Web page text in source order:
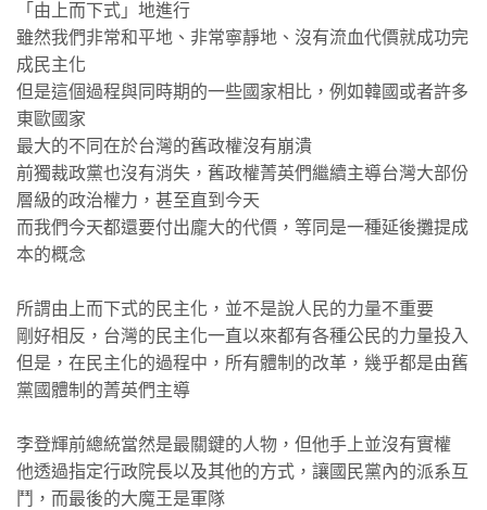
「由上而下式」地進行
雖然我們非常和平地、非常寧靜地、沒有流血代價就成功完
成民主化
但是這個過程與同時期的一些國家相比，例如韓國或者許多
東歐國家
最大的不同在於台灣的舊政權沒有崩潰
前獨裁政黨也沒有消失，舊政權菁英們繼續主導台灣大部份
層級的政治權力，甚至直到今天
而我們今天都還要付出龐大的代價，等同是一種延後攤提成
本的概念
所謂由上而下式的民主化，並不是說人民的力量不重要
剛好相反，台灣的民主化一直以來都有各種公民的力量投入
但是，在民主化的過程中，所有體制的改革，幾乎都是由舊
黨國體制的菁英們主導
李登輝前總統當然是最關鍵的人物，但他手上並沒有實權
他透過指定行政院長以及其他的方式，讓國民黨內的派系互
鬥，而最後的大魔王是軍隊